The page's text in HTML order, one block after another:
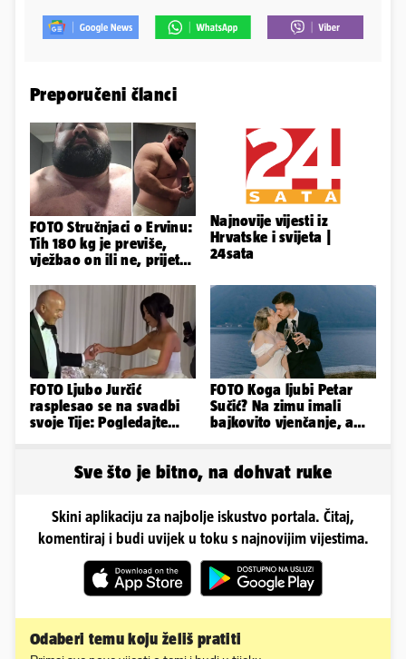
Preporučeni članci
FOTO Stručnjaci o Ervinu:
Tih 180 kg je previše,
vježbao on ili ne, prijete
Najnovije vijesti iz
Hrvatske i svijeta |
24sata
FOTO Ljubo Jurčić
rasplesao se na svadbi
svoje Tije: Pogledajte
FOTO Koga ljubi Petar
Sučić? Na zimu imali
bajkovito vjenčanje, a
Sve što je bitno, na dohvat ruke
Skini aplikaciju za najbolje iskustvo portala. Čitaj,
komentiraj i budi uvijek u toku s najnovijim vijestima.
Odaberi temu koju želiš pratiti